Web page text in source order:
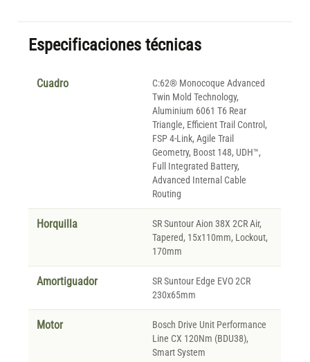
Especificaciones técnicas
Cuadro
C:62® Monocoque Advanced
Twin Mold Technology,
Aluminium 6061 T6 Rear
Triangle, Efficient Trail Control,
FSP 4-Link, Agile Trail
Geometry, Boost 148, UDH™,
Full Integrated Battery,
Advanced Internal Cable
Routing
Horquilla
SR Suntour Aion 38X 2CR Air,
Tapered, 15x110mm, Lockout,
170mm
Amortiguador
SR Suntour Edge EVO 2CR
230x65mm
Motor
Bosch Drive Unit Performance
Line CX 120Nm (BDU38),
Smart System